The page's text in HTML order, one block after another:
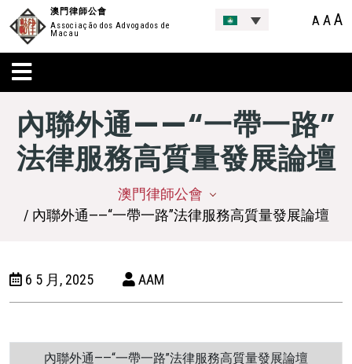
澳門律師公會
Associação dos Advogados de
Macau
A AA
內聯外通——“一帶一路”
法律服務高質量發展論壇
澳門律師公會
/ 內聯外通——“一帶一路”法律服務高質量發展論壇
6 5 月, 2025 AAM
內聯外通——“一帶一路”法律服務高質量發展論壇